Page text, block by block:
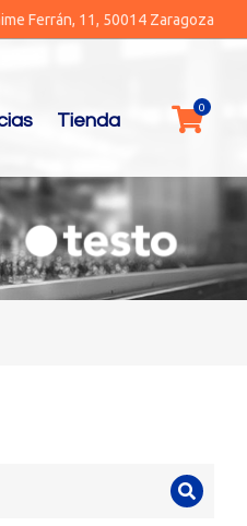
Ferrán, 11, 50014 Zaragoza
Tienda